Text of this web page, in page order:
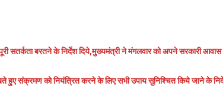
सतर्कता बरतने के निर्देश दिये,मुख्यमंत्री ने मंगलवार को अपने सरकारी
हुए संक्रमण को नियंत्रित करने के लिए सभी उपाय सुनिश्चित किये जाने के